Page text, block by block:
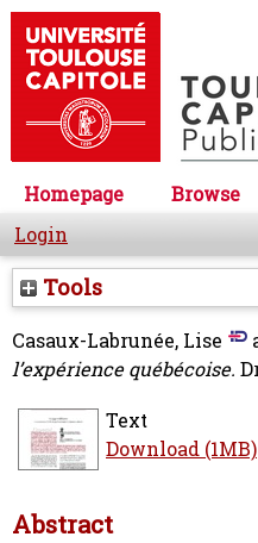
Homepage Browse
Login
Tools
Casaux-Labrunée, Lise
l’expérience québécoise.
Text
Download (1MB)
Abstract